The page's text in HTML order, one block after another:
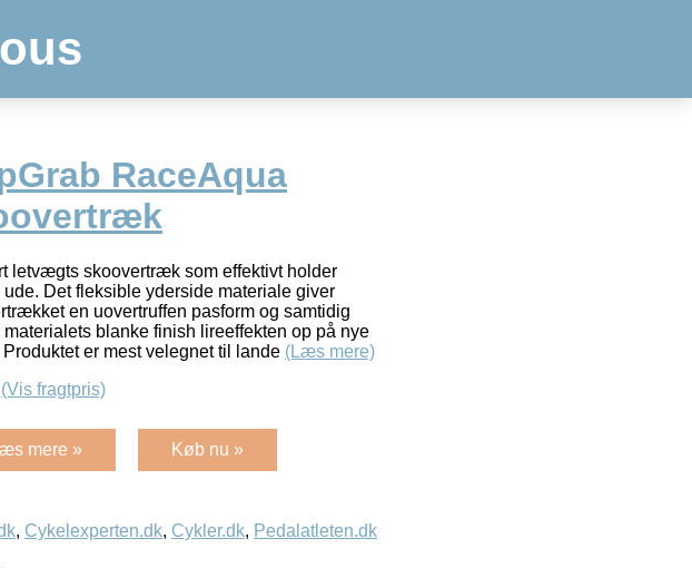
RaceAqua
letvægts skoovertræk som effektivt holder
ude. Det fleksible yderside materiale giver
en uovertruffen pasform og samtidig
materialets blanke finish lireeffekten op på nye
Produktet er mest velegnet til lande (Læs mere)
(Vis fragtpris)
mere » Køb nu »
, Cykelexperten.dk, Cykler.dk, Pedalatleten.dk